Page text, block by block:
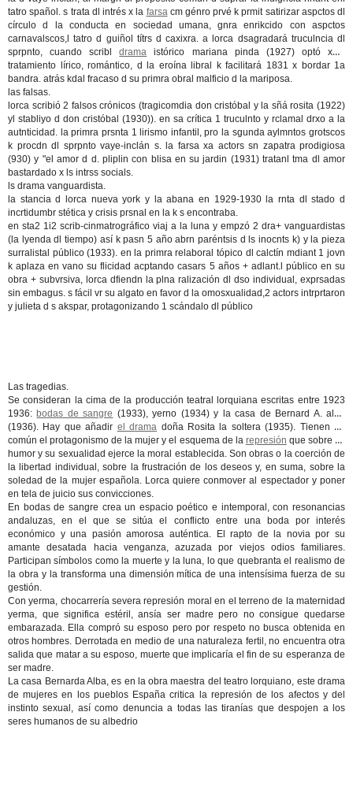
tatro spañol. s trata dl intrés x la farsacm génro prvé k prmit satirizar aspctos dl
círculo d la conducta en sociedad umana, gnra enrikcido con aspctos
carnavalscos,l tatro d guiñol títrs d caxixra. a lorca dsagradará truculncia dl
sprpnto, cuando scribldrama istórico mariana pinda (1927) optó x 1
tratamiento lírico, romántico, d la eroína libral k facilitará 1831 x bordar 1a
bandra. atrás kdal fracaso d su primra obral malficio d la mariposa.
las falsas.
lorca scribió 2 falsos crónicos (tragicomdia don cristóbal y la sñá rosita (1922)
yl stabliyo d don cristóbal (1930)). en sa crítica 1 truculnto y rclamal drxo a la
autnticidad. la primra prsnta 1 lirismo infantil, pro la sgunda aylmntos grotscos
k procdn dl sprpnto vaye-inclán s. la farsa xa actors sn zapatra prodigiosa
(930) y "el amor d d. pliplin con blisa en su jardin (1931) tratanl tma dl amor
bastardado x ls intrss socials.
ls drama vanguardista.
la stancia d lorca nueva york y la abana en 1929-1930 la rnta dl stado d
incrtidumbr stética y crisis prsnal en la k s encontraba.
en sta2 1i2 scrib-cinmatrográfico viaj a la luna y empzó 2 dra+ vanguardistas
(la lyenda dl tiempo) así k pasn 5 año abrn paréntsis d ls inocnts k) y la pieza
surralistal público (1933). en la primra relaboral tópico dl calctín mdiant 1 jovn
k aplaza en vano su flicidad acptando casars 5 años + adlant.l público en su
obra + subvrsiva, lorca dfiendn la plna ralización dl dso individual, exprsadas
sin embagus. s fácil vr su algato en favor d la omosxualidad,2 actors intrprtaron
y julieta d s akspar, protagonizando 1 scándalo dl público
Las tragedias.
Se consideran la cima de la producción teatral lorquiana escritas entre 1923
1936: bodas de sangre (1933), yerno (1934) y la casa de Bernard A. alba
(1936). Hay que añadir el drama doña Rosita la soltera (1935). Tienen en
común el protagonismo de la mujer y el esquema de la represión que sobre su
humor y su sexualidad ejerce la moral establecida. Son obras o la coerción de
la libertad individual, sobre la frustración de los deseos y, en suma, sobre la
soledad de la mujer española. Lorca quiere conmover al espectador y poner
en tela de juicio sus convicciones.
En bodas de sangre crea un espacio poético e intemporal, con resonancias
andaluzas, en el que se sitúa el conflicto entre una boda por interés
económico y una pasión amorosa auténtica. El rapto de la novia por su
amante desatada hacia venganza, azuzada por viejos odios familiares.
Participan símbolos como la muerte y la luna, lo que quebranta el realismo de
la obra y la transforma una dimensión mítica de una intensísima fuerza de su
gestión.
Con yerma, chocarrería severa represión moral en el terreno de la maternidad
yerma, que significa estéril, ansía ser madre pero no consigue quedarse
embarazada. Ella compró su esposo pero por respeto no busca obtenida en
otros hombres. Derrotada en medio de una naturaleza fertil, no encuentra otra
salida que matar a su esposo, muerte que implicaría el fin de su esperanza de
ser madre.
La casa Bernarda Alba, es en la obra maestra del teatro lorquiano, este drama
de mujeres en los pueblos España critica la represión de los afectos y del
instinto sexual, así como denuncia a todas las tiranías que despojen a los
seres humanos de su albedrio